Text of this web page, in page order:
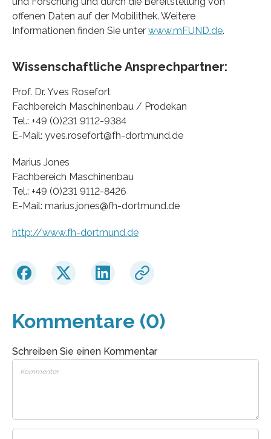
offenen Daten auf der Mobilithek. Weitere
Informationen finden Sie unter www.mFUND.de.
Wissenschaftliche Ansprechpartner:
Prof. Dr. Yves Rosefort
Fachbereich Maschinenbau / Prodekan
Tel.: +49 (0)231 9112-9384
E-Mail: yves.rosefort@fh-dortmund.de
Marius Jones
Fachbereich Maschinenbau
Tel.: +49 (0)231 9112-8426
E-Mail: marius.jones@fh-dortmund.de
http://www.fh-dortmund.de
Kommentare (0)
Schreiben Sie einen Kommentar